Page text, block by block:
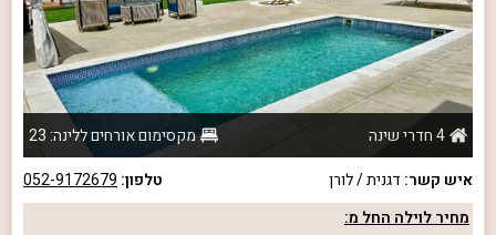
4 חדרי שינה
מקסימום אורחים ללינה: 23
איש קשר: דגנית / לורן טלפון: 052-9172679
מחיר לוילה החל מ: